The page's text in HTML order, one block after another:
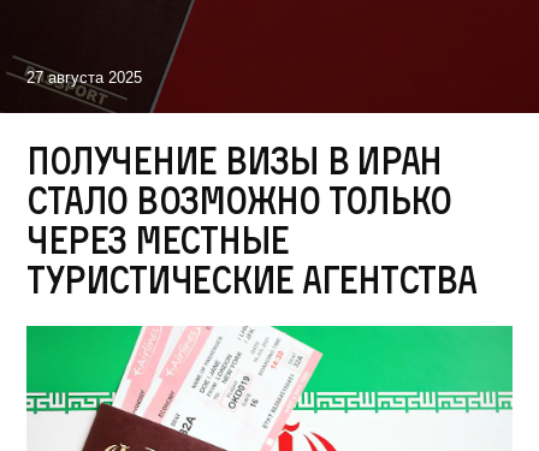
27 августа 2025
Получение визы в Иран
стало возможно только
через местные
туристические агентства